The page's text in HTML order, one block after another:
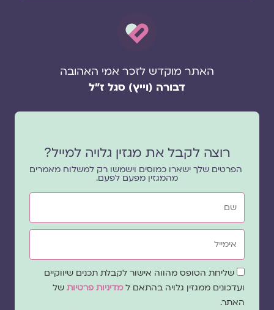
האתר מוקדש לזכר אמי האהובה
דבורה (וייץ) סגל ז"ל
רוצה לקבל את מגזין גלויה למייל?
הפרטים שלך ישארו כמוסים וישמשו רק למשלוח מאמרים
מהמגזין מפעם לפעם.
שם
אימייל
שדהשליחת הטופס מהווה אישור לקבלת תכנים שיווקיים
ועדכונים ממגזין גלויה בהתאם ל מדיניות פרטיותשל
האתר.